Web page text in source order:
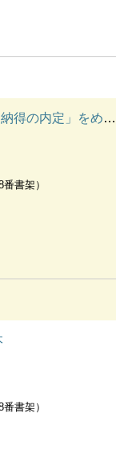
の内定」をめざす
書架）
書架）